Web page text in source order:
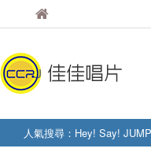
人氣搜尋： Hey! Say! JUMP